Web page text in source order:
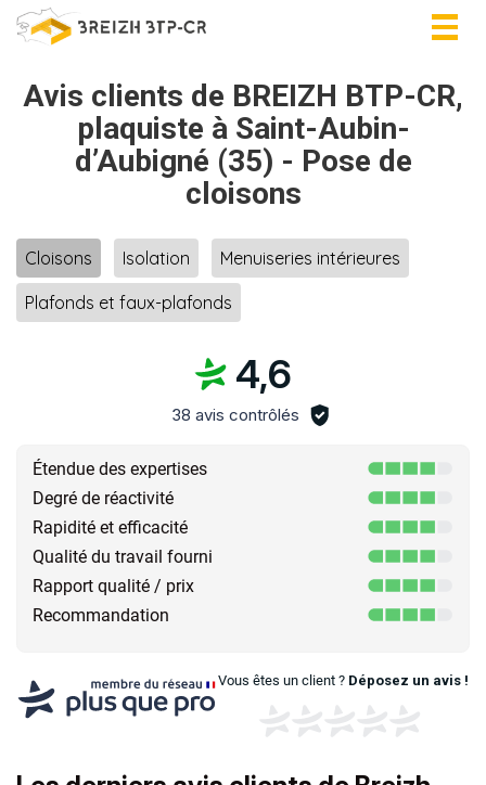
Avis clients de BREIZH BTP-CR,
plaquiste à Saint-Aubin-
d’Aubigné (35) - Pose de
cloisons
Cloisons Isolation Menuiseries intérieures
Plafonds et faux-plafonds
4,6
38 avis contrôlés
Étendue des expertises
Degré de réactivité
Rapidité et efficacité
Qualité du travail fourni
Rapport qualité / prix
Recommandation
Vous êtes un client ? Déposez un avis !